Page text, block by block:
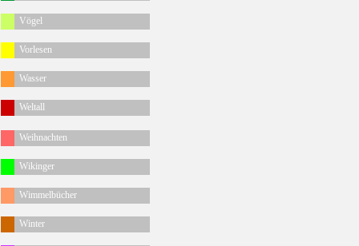
Vögel
Vorlesen
Wasser
Weltall
Weihnachten
Wikinger
Wimmelbücher
Winter